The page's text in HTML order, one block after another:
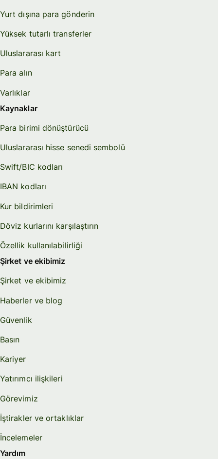
Yurt dışına para gönderin
Yüksek tutarlı transferler
Uluslararası kart
Para alın
Varlıklar
Kaynaklar
Para birimi dönüştürücü
Uluslararası hisse senedi sembolü
Swift/BIC kodları
IBAN kodları
Kur bildirimleri
Döviz kurlarını karşılaştırın
Özellik kullanılabilirliği
Şirket ve ekibimiz
Şirket ve ekibimiz
Haberler ve blog
Güvenlik
Basın
Kariyer
Yatırımcı ilişkileri
Görevimiz
İştirakler ve ortaklıklar
İncelemeler
Yardım